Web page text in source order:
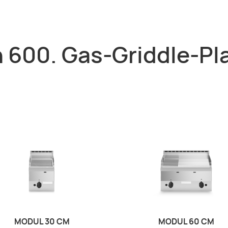
600. Gas-Griddle-
MODUL 30 CM MODUL 60 CM